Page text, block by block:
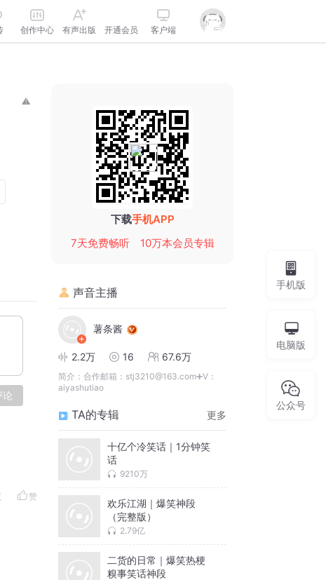
创作中心 有声出版 开通会员 客户端
论
赞
下载手机APP
7天免费畅听
10万本会员专辑
声音主播
薯条酱
2.2万 16 67.6万
简介： 合作邮箱：stj3210@163.com➕V：
aiyashutiao
TA的专辑 更多
十亿个冷笑话｜1分钟笑
话
9210万
欢乐江湖｜爆笑神段
（完整版）
2.79亿
二货的日常｜爆笑热梗
糗事笑话神段
手机版
电脑版
公众号